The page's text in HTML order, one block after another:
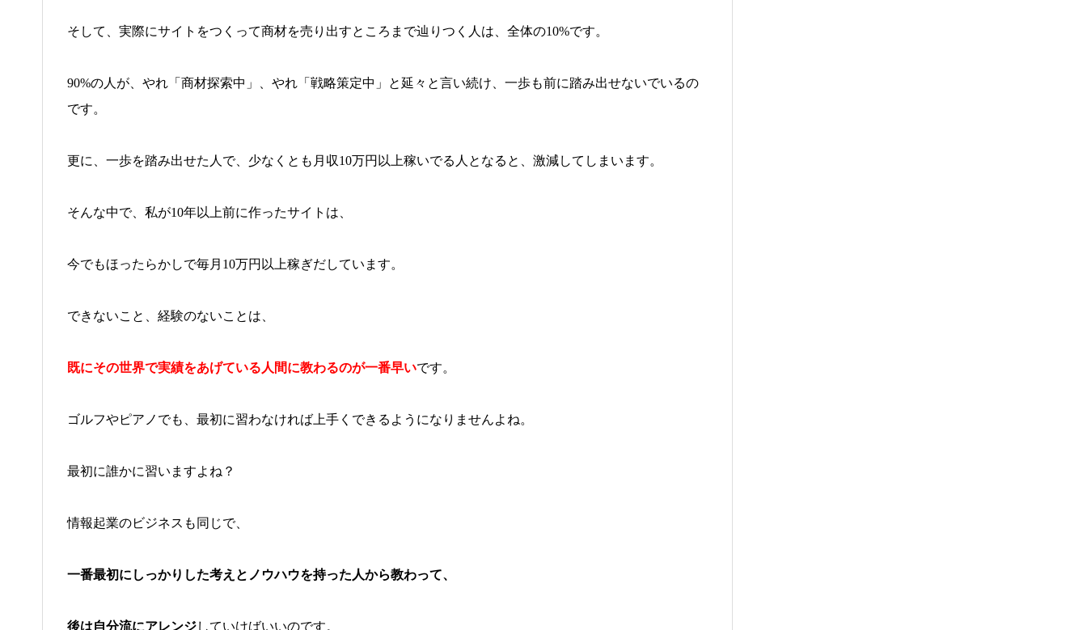
そして、実際にサイトをつくって商材を売り出すところまで辿りつく人は、全体の10%です。
90%の人が、やれ「商材探索中」、やれ「戦略策定中」と延々と言い続け、一歩も前に踏み出せないでいるの
です。
更に、一歩を踏み出せた人で、少なくとも月収10万円以上稼いでる人となると、激減してしまいます。
そんな中で、私が10年以上前に作ったサイトは、
今でもほったらかしで毎月10万円以上稼ぎだしています。
できないこと、経験のないことは、
既にその世界で実績をあげている人間に教わるのが一番早いです。
ゴルフやピアノでも、最初に習わなければ上手くできるようになりませんよね。
最初に誰かに習いますよね？
情報起業のビジネスも同じで、
一番最初にしっかりした考えとノウハウを持った人から教わって、
後は自分流にアレンジしていけばいいのです。